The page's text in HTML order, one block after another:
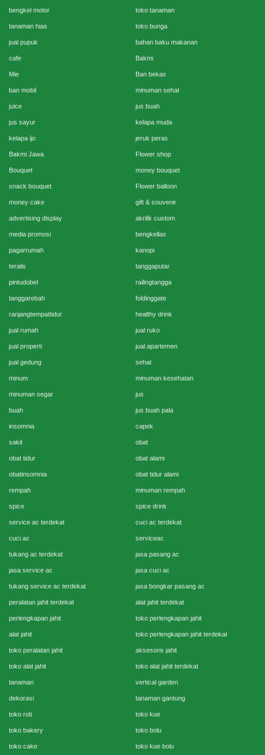
bengkel motor toko tanaman
tanaman hias toko bunga
jual pupuk bahan baku makanan
cafe Bakmi
Mie Ban bekas
ban mobil minuman sehat
juice jus buah
jus sayur kelapa muda
kelapa ijo jeruk peras
Bakmi Jawa Flower shop
Bouquet money bouquet
snack bouquet Flower balloon
money cake gift & souvenir
advertising display akrilik custom
media promosi bengkellas
pagarrumah kanopi
teralis tanggaputar
pintudobel railingtangga
tanggarebah foldinggate
ranjangtempattidur healthy drink
jual rumah jual ruko
jual properti jual apartemen
jual gedung sehat
minum minuman kesehatan
minuman segar jus
buah jus buah pala
insomnia capek
sakit obat
obat tidur obat alami
obatinsomnia obat tidur alami
rempah minuman rempah
spice spice drink
service ac terdekat cuci ac terdekat
cuci ac serviceac
tukang ac terdekat jasa pasang ac
jasa service ac jasa cuci ac
tukang service ac terdekat jasa bongkar pasang ac
peralatan jahit terdekat alat jahit terdekat
perlengkapan jahit toko perlengkapan jahit
alat jahit toko perlengkapan jahit terdekat
toko peralatan jahit aksesoris jahit
toko alat jahit toko alat jahit terdekat
tanaman vertical garden
dekorasi tanaman gantung
toko roti toko kue
toko bakery toko bolu
toko cake toko kue bolu